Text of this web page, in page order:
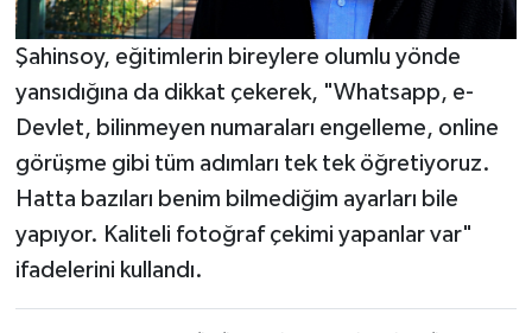
Şahinsoy, eğitimlerin bireylere olumlu yönde
yansıdığına da dikkat çekerek, "Whatsapp, e-
Devlet, bilinmeyen numaraları engelleme, online
görüşme gibi tüm adımları tek tek öğretiyoruz.
Hatta bazıları benim bilmediğim ayarları bile
yapıyor. Kaliteli fotoğraf çekimi yapanlar var"
ifadelerini kullandı.